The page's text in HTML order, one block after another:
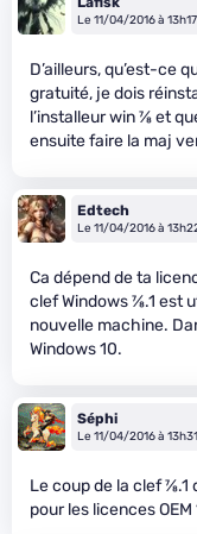
Le 11/04/2016 à 13h17
D’ailleurs, qu’est-ce
gratuité, je dois
l’installeur win7⁄8et
ensuite faire la maj
Edtech
Le 11/04/2016 à
Ca dépend de ta
clef Windows7⁄8.1 est
nouvelle machine.
Windows 10.
Séphi
Le 11/04/2016 à 13h31
Le coup de la clef7⁄8.1
pour les licences OEM